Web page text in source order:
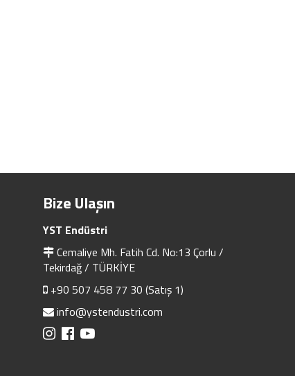
Bize Ulaşın
YST Endüstri
Cemaliye Mh. Fatih Cd. No:13 Çorlu /
Tekirdağ / TÜRKİYE
+90 507 458 77 30 (Satış 1)
info@ystendustri.com